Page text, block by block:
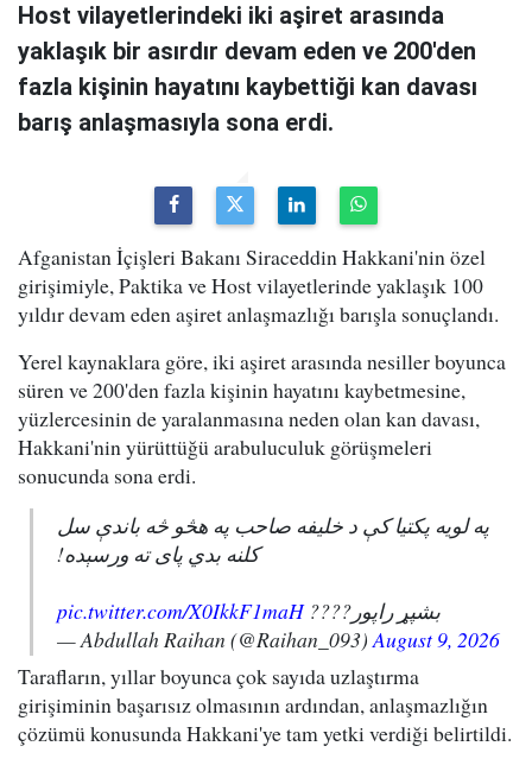
Host vilayetlerindeki iki aşiret arasında
yaklaşık bir asırdır devam eden ve 200'den
fazla kişinin hayatını kaybettiği kan davası
barış anlaşmasıyla sona erdi.
Afganistan İçişleri Bakanı Siraceddin Hakkani'nin özel
girişimiyle, Paktika ve Host vilayetlerinde yaklaşık 100
yıldır devam eden aşiret anlaşmazlığı barışla sonuçlandı.
Yerel kaynaklara göre, iki aşiret arasında nesiller boyunca
süren ve 200'den fazla kişinin hayatını kaybetmesine,
yüzlercesinin de yaralanmasına neden olan kan davası,
Hakkani'nin yürüttüğü arabuluculuk görüşmeleri
sonucunda sona erdi.
په لویه پکتیا کې د خلیفه صاحب په هڅو څه باندې سل
کلنه بدي پای ته ورسېده!
بشپړ راپور????pic.twitter.com/X0IkkF1maH
— Abdullah Raihan (@Raihan_093)August 9, 2026
Tarafların, yıllar boyunca çok sayıda uzlaştırma
girişiminin başarısız olmasının ardından, anlaşmazlığın
çözümü konusunda Hakkani'ye tam yetki verdiği belirtildi.